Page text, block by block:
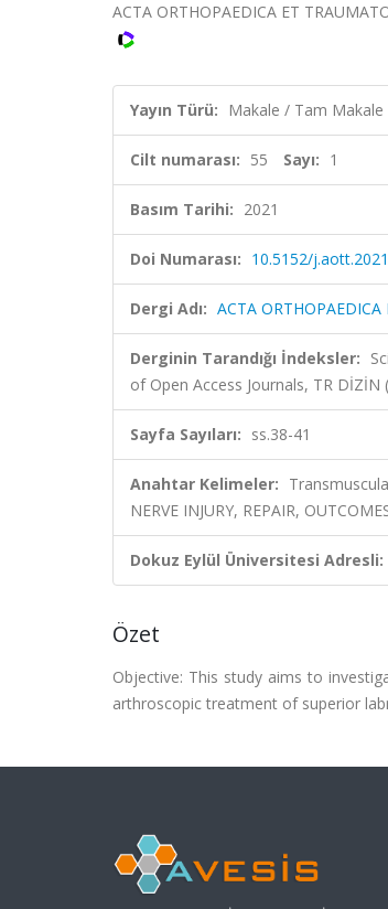
ACTA ORTHOPAEDICA ET
Yayın Türü: Makale / Tam Makale
Cilt numarası: 55 Sayı: 1
Basım Tarihi: 2021
Doi Numarası: 10.5152/
Dergi Adı: ACTA
Derginin Tarandığı İndeksler:
of Open Access Journals, TR DİZİN
Sayfa Sayıları: ss.38-41
Anahtar Kelimeler:
NERVE INJURY, REPAIR,
Dokuz Eylül Üniversitesi Adresli:
Özet
Objective: This study aims to
arthroscopic treatment of superior